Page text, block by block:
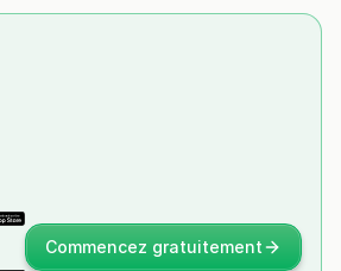
Commencez gratuitement